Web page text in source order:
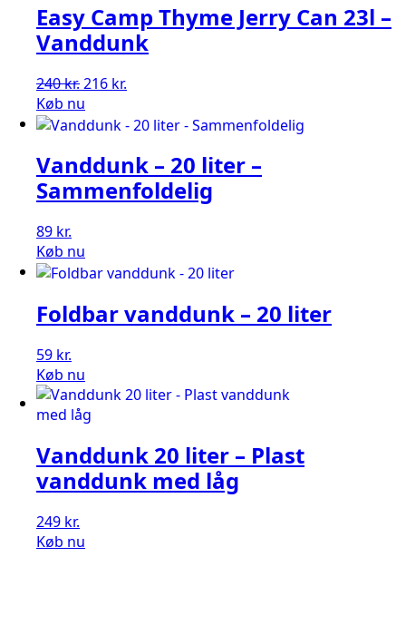
Easy Camp Thyme Jerry Can 23l –
Vanddunk
240kr. Den
oprindelige
pris
240 kr..
216 kr.
pris
216 kr..
Køb nu
Vanddunk – 20 liter –
Sammenfoldelig
89 kr.
Køb nu
Foldbar vanddunk – 20 liter
59 kr.
Køb nu
Vanddunk 20 liter – Plast
vanddunk med låg
249 kr.
Køb nu